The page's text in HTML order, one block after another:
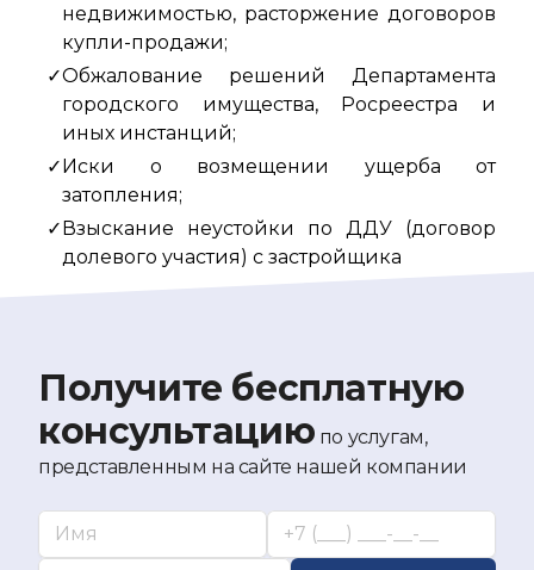
недвижимостью, расторжение договоров
купли-продажи;
Обжалование решений Департамента
городского имущества, Росреестра и
иных инстанций;
Иски о возмещении ущерба от
затопления;
Взыскание неустойки по ДДУ (договор
долевого участия) с застройщика
Получите бесплатную
консультацию по услугам,
представленным на сайте нашей компании
Ваше имя*
Укажите ваш номер телефона*